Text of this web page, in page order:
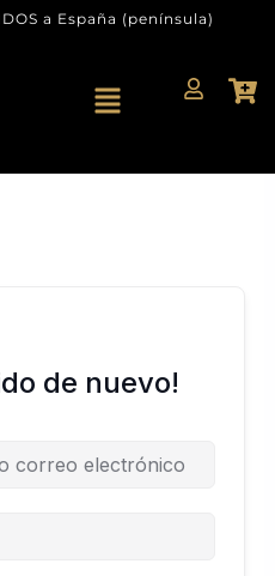
a España (península)
Menú
de nuevo!